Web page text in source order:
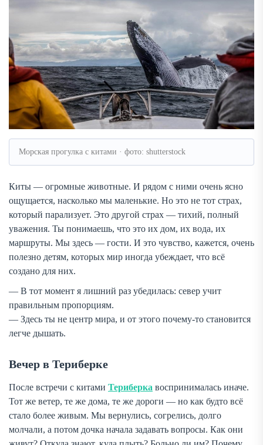
Морская прогулка с китами · фото: shutterstock
Киты — огромные животные. И рядом с ними очень ясно
ощущается, насколько мы маленькие. Но это не тот страх,
который парализует. Это другой страх — тихий, полный
уважения. Ты понимаешь, что это их дом, их вода, их
маршруты. Мы здесь — гости. И это чувство, кажется, очень
полезно детям, которых мир иногда убеждает, что всё
создано для них.
— В тот момент я лишний раз убедилась: север учит
правильным пропорциям.
— Здесь ты не центр мира, и от этого почему-то становится
легче дышать.
Вечер в Териберке
После встречи с китами Териберка воспринималась иначе.
Тот же ветер, те же дома, те же дороги — но как будто всё
стало более живым. Мы вернулись, согрелись, долго
молчали, а потом дочка начала задавать вопросы. Как они